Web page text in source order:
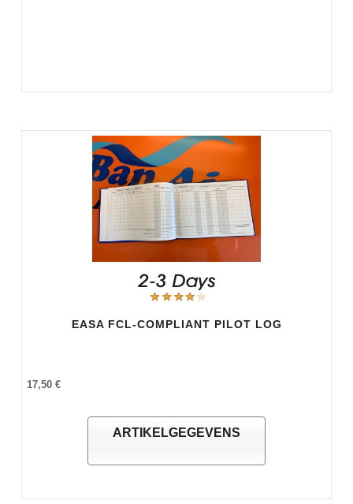
EASA FCL-COMPLIANT PILOT LOG
17,50 €
ARTIKELGEGEVENS